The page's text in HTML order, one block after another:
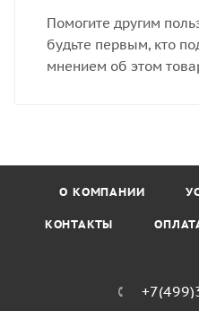
Помогите другим
будьте первым, кто
мнением об этом
О КОМПАНИИ
КОНТАКТЫ